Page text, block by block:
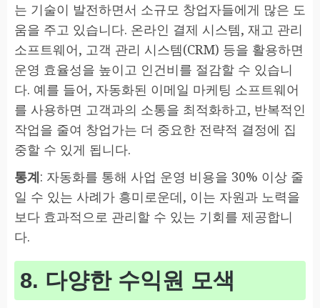
는 기술이 발전하면서 소규모 창업자들에게 많은 도
움을 주고 있습니다. 온라인 결제 시스템, 재고 관리
소프트웨어, 고객 관리 시스템(CRM) 등을 활용하면
운영 효율성을 높이고 인건비를 절감할 수 있습니
다. 예를 들어, 자동화된 이메일 마케팅 소프트웨어
를 사용하면 고객과의 소통을 최적화하고, 반복적인
작업을 줄여 창업가는 더 중요한 전략적 결정에 집
중할 수 있게 됩니다.
통계: 자동화를 통해 사업 운영 비용을 30% 이상 줄
일 수 있는 사례가 흥미로운데, 이는 자원과 노력을
보다 효과적으로 관리할 수 있는 기회를 제공합니
다.
8. 다양한 수익원 모색